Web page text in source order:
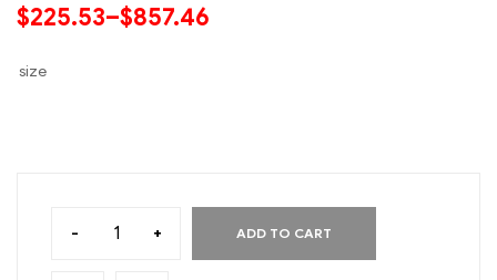
ratings
$225.53–$857.46
size
- + ADD TO CART